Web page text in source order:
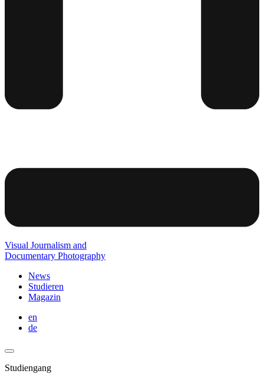
Visual Journalism and
Documentary Photography
News
Studieren
Magazin
en
de
Studiengang